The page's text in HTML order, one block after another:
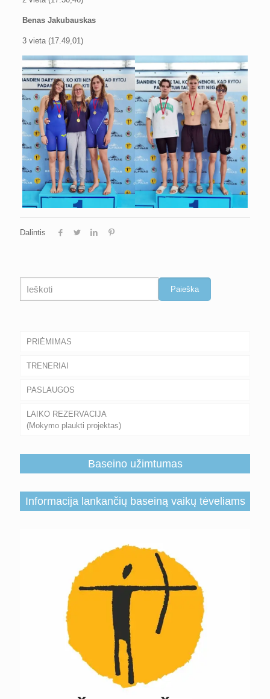
Benas Jakubauskas
3 vieta (17.49,01)
Dalintis
Paieška Paieška
PRIĖMIMAS
TRENERIAI
PASLAUGOS
LAIKO REZERVACIJA
(Mokymo plaukti projektas)
Baseino užimtumas
Informacija lankančių baseiną vaikų tėveliams